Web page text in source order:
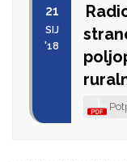
21
SIJ
'18